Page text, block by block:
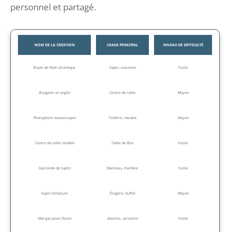
personnel et partagé.
NOM DE LA CRÉATION USAGE PRINCIPAL NIVEAU DE DIFFICULTÉ
Boule de Noël céramique Sapin, couronne Facile
Bougeoir en argile Centre de table Moyen
Photophore maison/sapin Fenêtre, meuble Moyen
Centre de table modelé Table de fête Facile
Guirlande de sujets Manteau, chambre Facile
Sapin miniature Étagère, buffet Moyen
Marque-place flocon Assiette, serviette Facile